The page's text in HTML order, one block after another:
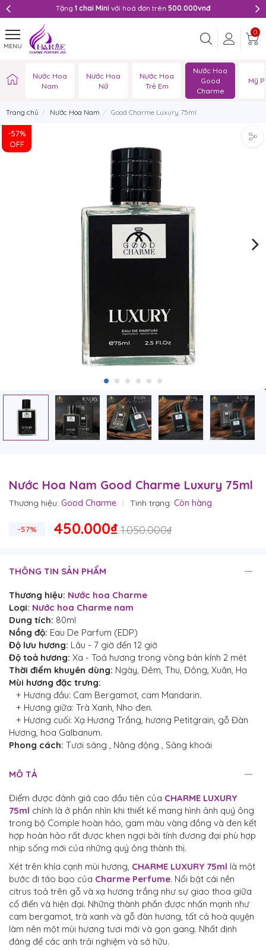
Tặng 1 chai Minivới hoá đơn trên 500.000vnđ
MENU
0
Nước Hoa
Nam
Nước Hoa
Nữ
Nước Hoa
Trẻ Em
Nước Hoa
Good
Charme
Mỹ
Trang chủ Nước Hoa Nam Good Charme Luxury 75ml
-57%
OFF
Nước Hoa Nam Good Charme Luxury 75ml
Thương hiệu: Good Charme Tình trạng: Còn hàng
-57% 450.000₫ 1.050.000₫
THÔNG TIN SẢN PHẨM
Thương hiệu: Nước hoa Charme
Loại: Nước hoa Charme nam
Dung tích: 80ml
Nồng độ: Eau De Parfum (EDP)
Độ lưu hương: Lâu - 7 giờ đến 12 giờ
Độ toả hương: Xa - Toả hương trong vòng bán kính 2 mét
Thời điểm khuyên dùng: Ngày, Đêm, Thu, Đông, Xuân, Hạ
Mùi hương đặc trưng:
+ Hương đầu: Cam Bergamot, cam Mandarin.
+ Hương giữa: Trà Xanh, Nho đen.
+ Hương cuối: Xạ Hương Trắng, hương Petitgrain, gỗ Đàn
Hương, hoa Galbanum.
Phong cách: Tươi sáng , Năng động , Sảng khoái
MÔ TẢ
Điểm được đánh giá cao đầu tiên của CHARME LUXURY
75ml chính là ở phần nhìn khi thiết kế mang hình ảnh quý ông
trong bộ Comple hoàn hảo, gam màu vàng đồng và đen kết
hợp hoàn hảo rất được khen ngợi bởi tính đương đại phù hợp
nhịp sống mới của những quý ông thành thị.
Xét trên khía cạnh mùi hương, CHARME LUXURY 75ml là một
bước đi táo bạo của Charme Perfume. Nổi bật cái nền
citrus toả trên gỗ và xạ hương trắng như sự giao thoa giữa
cổ điển và hiện đại. Những thành phần được nhấn mạnh như
cam bergamot, trà xanh và gỗ đàn hương, tất cả hoà quyện
làm nên một mùi hương tươi mới và gọn gang. Nhất định
đáng để các anh trải nghiệm và sở hữu.